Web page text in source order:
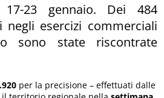
17-23 gennaio. Dei 484
esercizi commerciali
sono state riscontrate
per la precisione – effettuati dalle